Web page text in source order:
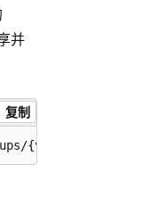
并
复制